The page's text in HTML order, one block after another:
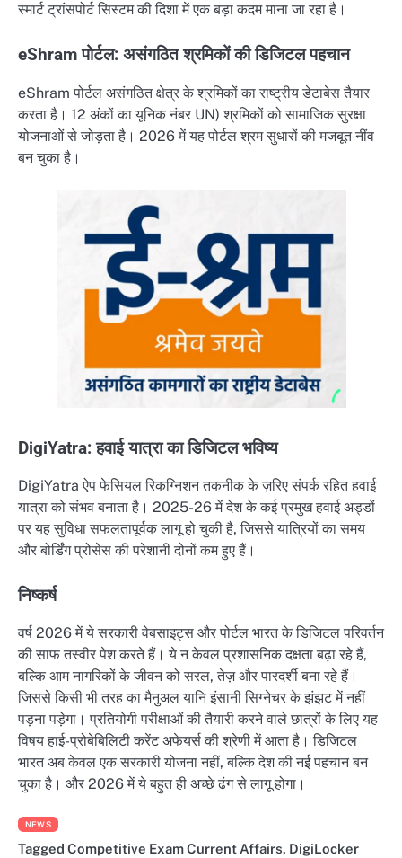
स्मार्ट ट्रांसपोर्ट सिस्टम की दिशा में एक बड़ा कदम माना जा रहा है।
eShram पोर्टल: असंगठित श्रमिकों की डिजिटल पहचान
eShram पोर्टल असंगठित क्षेत्र के श्रमिकों का राष्ट्रीय डेटाबेस तैयार
करता है। 12 अंकों का यूनिक नंबर UN) श्रमिकों को सामाजिक सुरक्षा
योजनाओं से जोड़ता है। 2026 में यह पोर्टल श्रम सुधारों की मजबूत नींव
बन चुका है।
DigiYatra: हवाई यात्रा का डिजिटल भविष्य
DigiYatra ऐप फेसियल रिकग्निशन तकनीक के ज़रिए संपर्क रहित हवाई
यात्रा को संभव बनाता है। 2025-26 में देश के कई प्रमुख हवाई अड्डों
पर यह सुविधा सफलतापूर्वक लागू हो चुकी है, जिससे यात्रियों का समय
और बोर्डिंग प्रोसेस की परेशानी दोनों कम हुए हैं।
निष्कर्ष
वर्ष 2026 में ये सरकारी वेबसाइट्स और पोर्टल भारत के डिजिटल परिवर्तन
की साफ तस्वीर पेश करते हैं। ये न केवल प्रशासनिक दक्षता बढ़ा रहे हैं,
बल्कि आम नागरिकों के जीवन को सरल, तेज़ और पारदर्शी बना रहे हैं।
जिससे किसी भी तरह का मैनुअल यानि इंसानी सिग्नेचर के झंझट में नहीं
पड़ना पड़ेगा। प्रतियोगी परीक्षाओं की तैयारी करने वाले छात्रों के लिए यह
विषय हाई-प्रोबेबिलिटी करेंट अफेयर्स की श्रेणी में आता है। डिजिटल
भारत अब केवल एक सरकारी योजना नहीं, बल्कि देश की नई पहचान बन
चुका है। और 2026 में ये बहुत ही अच्छे ढंग से लागू होगा।
NEWS
Tagged Competitive Exam Current Affairs, DigiLocker